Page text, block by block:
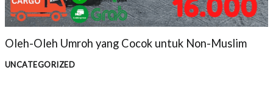
Oleh-Oleh Umroh yang Cocok untuk Non-Muslim
UNCATEGORIZED